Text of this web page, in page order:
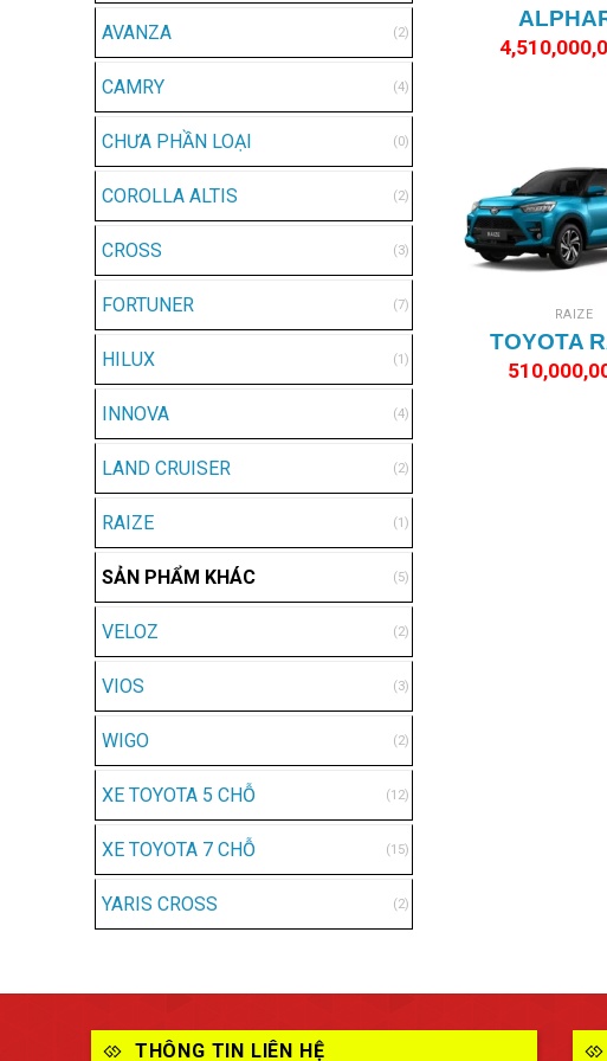
AVANZA (2)
CAMRY (4)
CHƯA PHẦN LOẠI (0)
COROLLA ALTIS (2)
CROSS (3)
FORTUNER (7)
HILUX (1)
INNOVA (4)
LAND CRUISER (2)
RAIZE (1)
SẢN PHẨM KHÁC (5)
VELOZ (2)
VIOS (3)
WIGO (2)
XE TOYOTA 5 CHỖ (12)
XE TOYOTA 7 CHỖ (15)
YARIS CROSS (2)
+
RAIZE
TOYOTA
THÔNG TIN LIÊN HỆ